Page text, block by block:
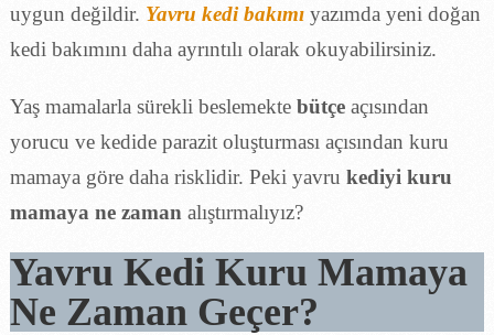
uygun değildir. Yavru kedi bakımıyazımda yeni doğan
kedi bakımını daha ayrıntılı olarak okuyabilirsiniz.
Yaş mamalarla sürekli beslemekte bütçeaçısından
yorucu ve kedide parazit oluşturması açısından kuru
mamaya göre daha risklidir. Peki yavru kediyi kuru
mamaya ne zaman alıştırmalıyız?
Yavru Kedi Kuru Mamaya
Ne Zaman Geçer?